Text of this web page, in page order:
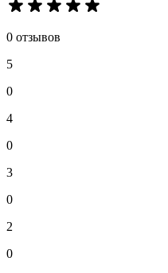
0 отзывов
5
0
4
0
3
0
2
0